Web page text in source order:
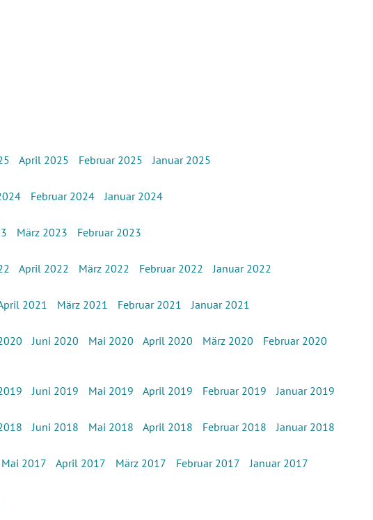
April 2025 Februar 2025
Januar 2025
Februar 2024
Januar 2024
März 2023
Februar 2023
April 2022 März 2022 Februar 2022
Januar 2022
2021 März 2021 Februar 2021
Januar 2021
Juni 2020 Mai 2020 April 2020 März 2020
Februar 2020
Juni 2019 Mai 2019 April 2019 Februar 2019
Januar 2019
Juni 2018 Mai 2018 April 2018 Februar 2018
Januar 2018
Mai 2017 April 2017 März 2017 Februar 2017
Januar 2017